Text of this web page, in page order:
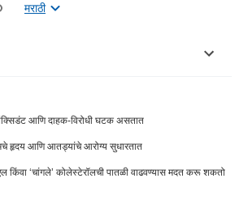
मराठी
मूल्य
आणि दाहक-विरोधी घटक असतात
हृदय आणि आतड्यांचे आरोग्य सुधारतात
किंवा ‘चांगले’ कोलेस्टेरॉलची पातळी वाढवण्यास मदत करू शकतो